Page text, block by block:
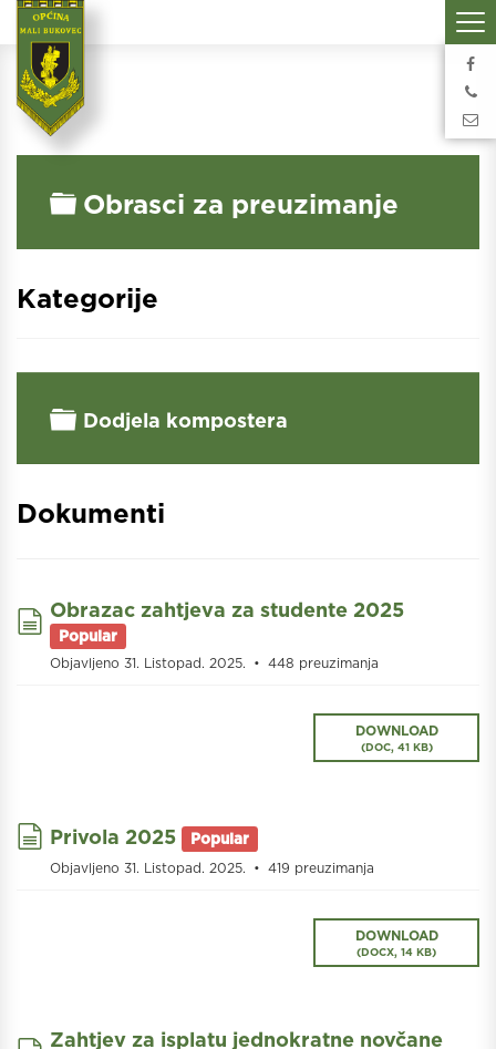
Folder
Obrasci za preuzimanje
Kategorije
Folder
Dodjela kompostera
Dokumenti
document
Obrazac zahtjeva za studente 2025
Popular
Objavljeno 31. Listopad. 2025. 448 preuzimanja
DOWNLOAD
(DOC, 41 KB)
document
Privola 2025 Popular
Objavljeno 31. Listopad. 2025. 419 preuzimanja
DOWNLOAD
(DOCX, 14 KB)
Zahtjev za isplatu jednokratne novčane